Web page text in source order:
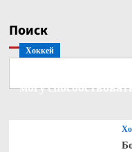
Поиск
Хоккей
Бобровский — о
могу